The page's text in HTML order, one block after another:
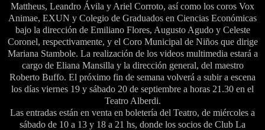
Mattheus, Leandro Ávila y Ariel Corroto, así como los coros Vox
Animae, EXUN y Colegio de Graduados en Ciencias Económicas
bajo la dirección de Emiliano Flores, Augusto Agudo y Celeste
Coronel, respectivamente, y el Coro Municipal de Niños que dirige
Mariana Stambole. La realización de los videos multimedia estará a
cargo de Eliana Mansilla y la dirección general, del maestro
Roberto Buffo. El próximo fin de semana volverá a subir a escena
los días viernes 19 y sábado 20 de septiembre a horas 21.30 en el
Teatro Alberdi.
Las entradas están en venta en boletería del Teatro, de miércoles a
sábado de 10 a 13 y 18 a 21 hs, donde los socios de Club La